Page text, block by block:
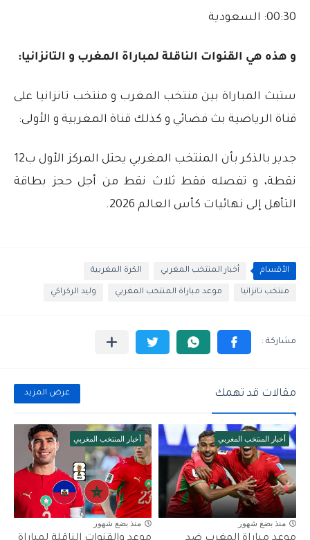
00:30: السعودية
و هذه هي القنوات الناقلة لمباراة المغرب و التانزانيا:
ستبث المباراة بين منتخب المغرب و منتخب تانزانيا على
قناة الرياضية بث فضائي و كذلك قناة المغربية و الأولى:
جدير بالذكر بأن المنتخب المغربي يحتل المركز الأول ب12
نقطة، و تفصله فقط ثلاث نقط من أجل حجز بطاقة
التأهل إلى نهائيات كأس العالم 2026.
الأقسام أخبار المنتخب المغربي الكرة المغربية
منتخب تانزانيا موعد مباراة المنتخب المغربي وليد الركراكي
مقالات قد تهمك عرض المزيد
أخبار المنتخب المغربي
منذ بضع شهور
أخبار المنتخب المغربي
منذ بضع شهور